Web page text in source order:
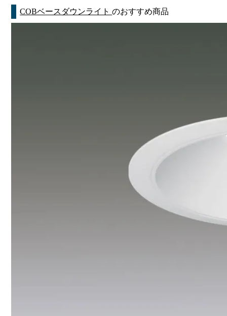
COBベースダウンライトのおすすめ商品